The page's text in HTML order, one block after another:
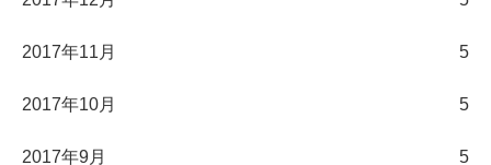
2017年11月 5
2017年10月 5
2017年9月 5